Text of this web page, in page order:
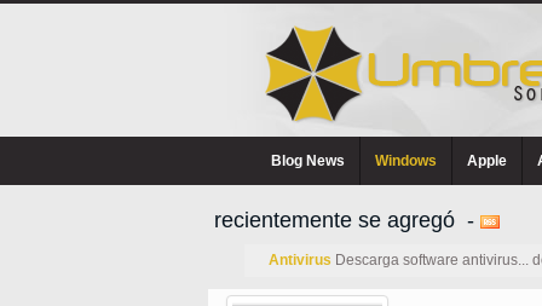
Blog News Windows Apple
recientemente se agregó -
Antivirus Descarga software antivirus...